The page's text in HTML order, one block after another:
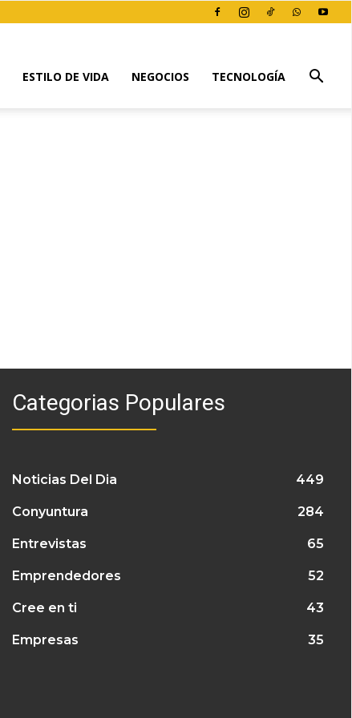
ESTILO DE VIDA NEGOCIOS TECNOLOGÍA
Categorias Populares
Noticias Del Dia 449
Conyuntura 284
Entrevistas 65
Emprendedores 52
Cree en ti 43
Empresas 35